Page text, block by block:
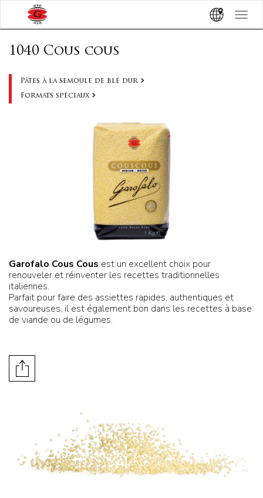
Toggle
1040 Cous cous
Pâtes à la semoule de blé dur
Formats spéciaux
Garofalo Cous Cous est un excellent choix pour
renouveler et réinventer les recettes traditionnelles
italiennes.
Parfait pour faire des assiettes rapides, authentiques et
savoureuses, il est également bon dans les recettes à base
de viande ou de légumes.